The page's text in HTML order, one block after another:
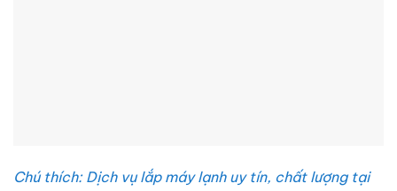
Chú thích: Dịch vụ lắp máy lạnh uy tín, chất lượng tại